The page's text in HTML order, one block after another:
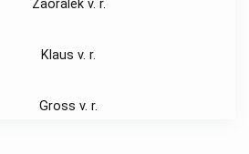
Zaorálek v. r.
Klaus v. r.
Gross v. r.